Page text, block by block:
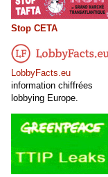
Stop CETA
LobbyFacts.eu
information chiffrées
lobbying Europe.